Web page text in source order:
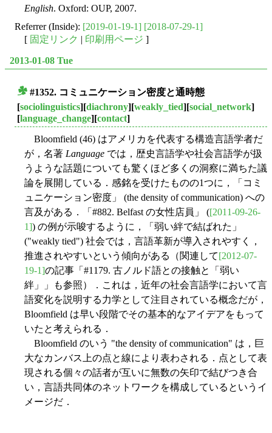
English. Oxford: OUP, 2007.
Referrer (Inside): [2019-01-19-1] [2018-07-29-1]
[ 固定リンク 印刷用ページ ]
2013-01-08 Tue
#1352. コミュニケーション密度と通時態
[sociolinguistics][diachrony][weakly_tied][social_network]
[language_change][contact]
Bloomfield (46) はアメリカを代表する構造言語学者だ
が，名著 Language では，歴史言語学や社会言語学が扱
うような話題についても驚くほど多くの洞察に満ちた議
論を展開している．感銘を受けたものの1つに，「コミ
ュニケーション密度」 (the density of communication) への
言及がある．「#882. Belfast の女性店員」 ([2011-09-26-
1]) の例が示唆するように，「弱い絆で結ばれた」
("weakly tied") 社会では，言語革新が導入されやすく，
推進されやすいという傾向がある（関連して[2012-07-
19-1]の記事「#1179. 古ノルド語との接触と「弱い
絆」」も参照）．これは，近年の社会言語学において言
語変化を説明する力学として注目されている概念だが，
Bloomfield は早い段階でその基本的なアイデアをもって
いたと考えられる．
Bloomfield のいう "the density of communication" は，巨
大なカンバス上の点と線により表わされる．点として表
現される個々の話者が互いに無数の矢印で結びつき合
い，言語共同体のネットワークを構成しているというイ
メージだ．